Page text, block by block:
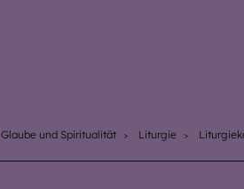
Glaube und Spiritualität Liturgie